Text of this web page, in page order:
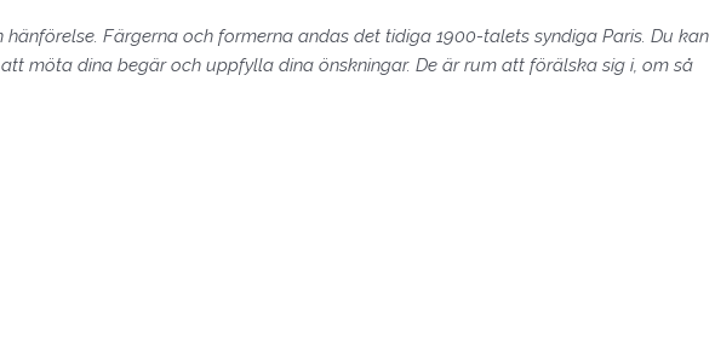
Färgerna och formerna andas det tidiga 1900-talets syndiga Paris. Du kan
möta dina begär och uppfylla dina önskningar. De är rum att förälska sig i, om så